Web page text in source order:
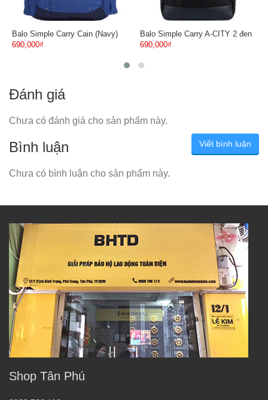
Balo Simple Carry Cain (Navy)
690,000₫
Balo Simple Carry A-CITY 2 đen
690,000₫
Đánh giá
Chưa có đánh giá cho sản phẩm này.
Viết bình luận
Bình luận
Chưa có bình luận cho sản phẩm này.
Shop Tân Phú